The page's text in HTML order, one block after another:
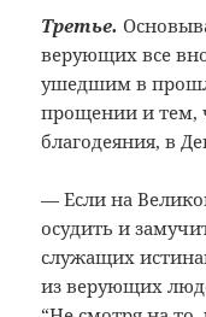
Третье.
верующих все
ушедшим в
прощении и тем,
благодеяния, в
— Если на
осудить и
служащих
из верующих